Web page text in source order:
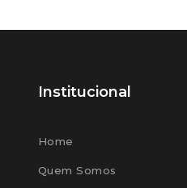
Institucional
Home
Quem Somos